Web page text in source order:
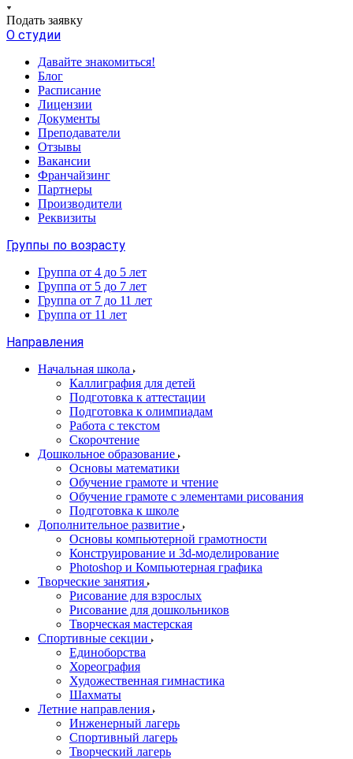
Подать заявку
О студии
Давайте знакомиться!
Блог
Расписание
Лицензии
Документы
Преподаватели
Отзывы
Вакансии
Франчайзинг
Партнеры
Производители
Реквизиты
Группы по возрасту
Группа от 4 до 5 лет
Группа от 5 до 7 лет
Группа от 7 до 11 лет
Группа от 11 лет
Направления
Начальная школа
Каллиграфия для детей
Подготовка к аттестации
Подготовка к олимпиадам
Работа с текстом
Скорочтение
Дошкольное образование
Основы математики
Обучение грамоте и чтение
Обучение грамоте с элементами рисования
Подготовка к школе
Дополнительное развитие
Основы компьютерной грамотности
Конструирование и 3d-моделирование
Photoshop и Компьютерная графика
Творческие занятия
Рисование для взрослых
Рисование для дошкольников
Творческая мастерская
Спортивные секции
Единоборства
Хореография
Художественная гимнастика
Шахматы
Летние направления
Инженерный лагерь
Спортивный лагерь
Творческий лагерь